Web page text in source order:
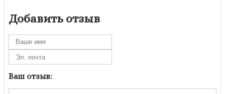
Добавить отзыв
Ваш отзыв: